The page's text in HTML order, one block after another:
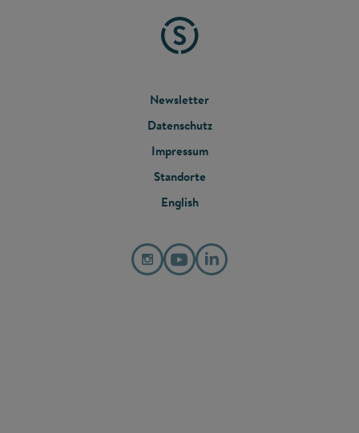
FOOTER
MENU
Newsletter
Datenschutz
Impressum
Standorte
English